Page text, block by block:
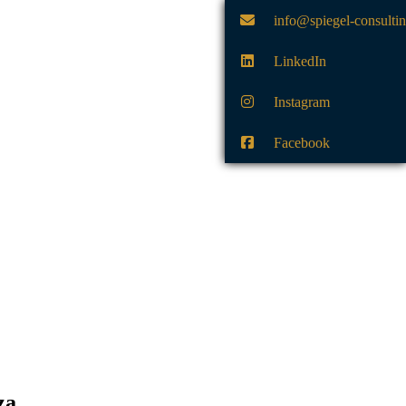
info@spiegel-
LinkedIn
Instagram
Facebook